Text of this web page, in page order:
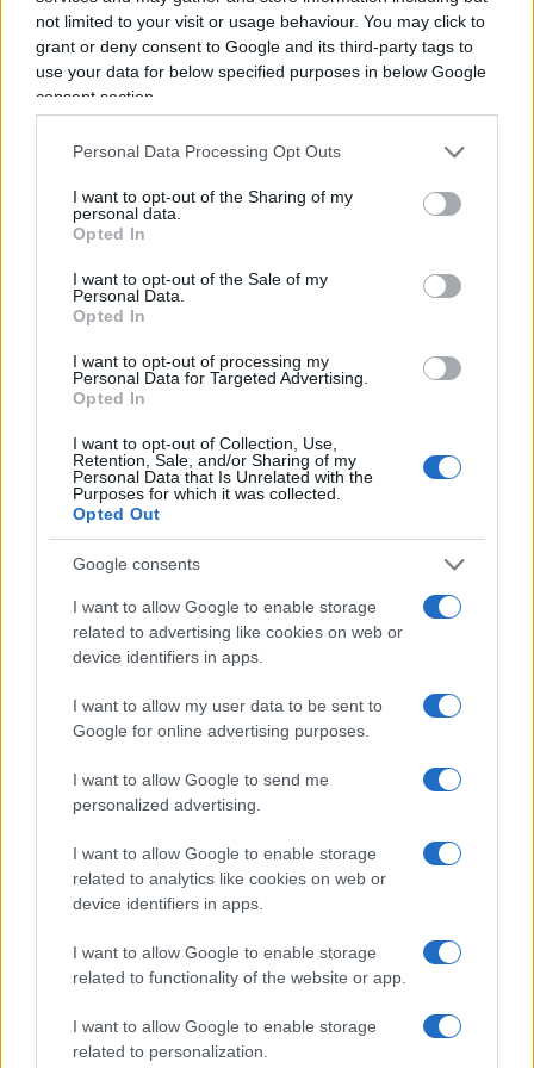
not limited to your visit or usage behaviour. You may click to
grant or deny consent to Google and its third-party tags to
use your data for below specified purposes in below Google
consent section.
Personal Data Processing Opt Outs
I want to opt-out of the Sharing of my
personal data.
Opted In
I want to opt-out of the Sale of my
Personal Data.
Opted In
I want to opt-out of processing my
Personal Data for Targeted Advertising.
Opted In
I want to opt-out of Collection, Use,
Retention, Sale, and/or Sharing of my
Personal Data that Is Unrelated with the
Purposes for which it was collected.
Opted Out
Google consents
I want to allow Google to enable storage
related to advertising like cookies on web or
device identifiers in apps.
I want to allow my user data to be sent to
Google for online advertising purposes.
I want to allow Google to send me
personalized advertising.
I want to allow Google to enable storage
related to analytics like cookies on web or
device identifiers in apps.
I want to allow Google to enable storage
related to functionality of the website or app.
I want to allow Google to enable storage
related to personalization.
jockey, artieri, fantini, veterinari, maniscalchi,
aziende di prodotti alimentari per cavalli, fieno,
paglia, ippodromi e relativi dipendenti ed infine
mettono la benzina per far girare questo mondo!
Benzina che è composta dal prezzo di acquisto del
cavallo e dal costo del mantenimento.
Qualcuno si starà chiedendo ma quanto costa
un cavallo?
Da 1000 euro a Milioni di euro, il valore è dato
leggi chi è il padre, la madre, di chi è fratello,
sorella, cugino, nipote, più ci sono campioni
vincitori in quella “pagina di carta” e più alto è il
valore del cavallo, il tutto ovviamente se la
morfologia e la conformazione corporea lo
assistono!
Il cavallo di una certa importanza che di solito
viene venduto alle aste pubbliche, viene prima e
solo con il placet del veterinario si procede ad
offrire in asta, cosa che accade per cavalli di un
certo valore.
Vi è per caso venuta la curiosità di saperne di
più di questo mondo del purosangue?
Ve lo chiedo perché se così fosse vorrei parlarvi di
alcune opportunità reali di business che ci sono in
questo mondo. Non vi parlo di essere proprietari